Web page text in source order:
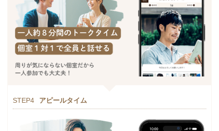
STEP4 アピールタイム